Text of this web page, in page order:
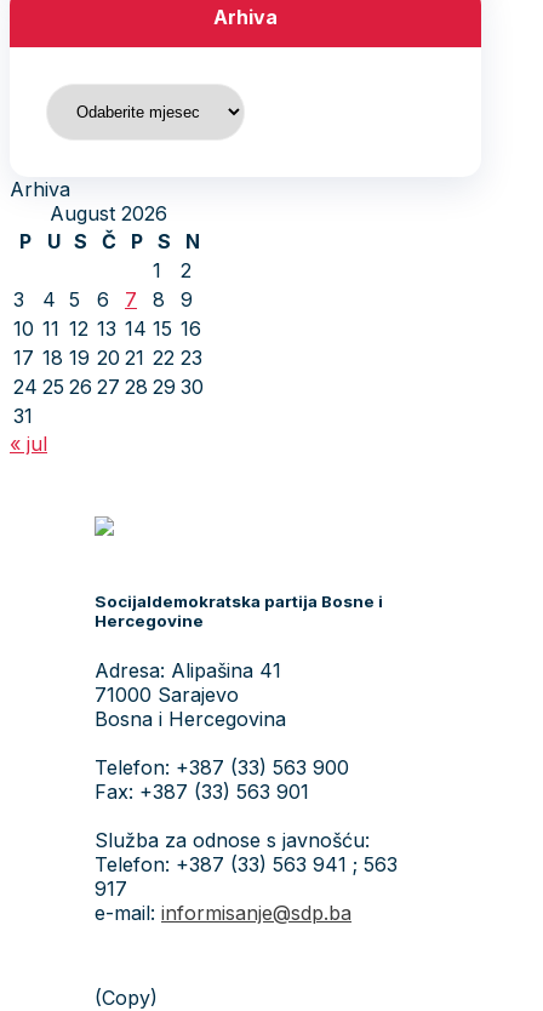
Arhiva
Arhiva
Arhiva
August 2026
P
U S Č P S
N
1
2
3
4 5 6 7 8
9
10 11 12 13 14 15 16
17 18 19 20 21 22 23
24 25 26 27 28 29 30
31
« jul
Socijaldemokratska partija Bosne i
Hercegovine
Adresa: Alipašina 41
71000 Sarajevo
Bosna i Hercegovina
Telefon: +387 (33) 563 900
Fax: +387 (33) 563 901
Služba za odnose s javnošću:
Telefon: +387 (33) 563 941 ; 563
917
e-mail: informisanje@sdp.ba
(Copy)